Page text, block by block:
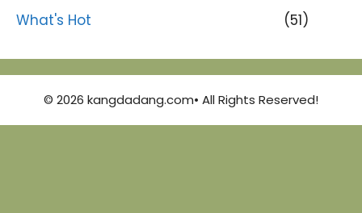
What's Hot
(51)
© 2026 kangdadang.com• All Rights Reserved!